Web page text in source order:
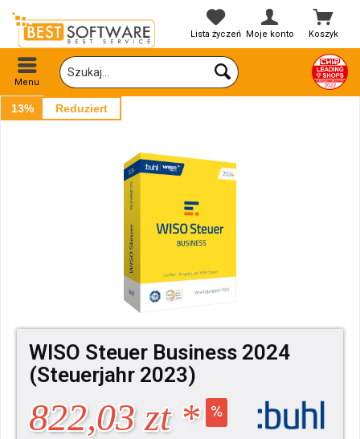
Koszyk
Lista życzeń Moje konto
Menu
13% Reduziert
WISO Steuer Business 2024
(Steuerjahr 2023)
822,03 zt *